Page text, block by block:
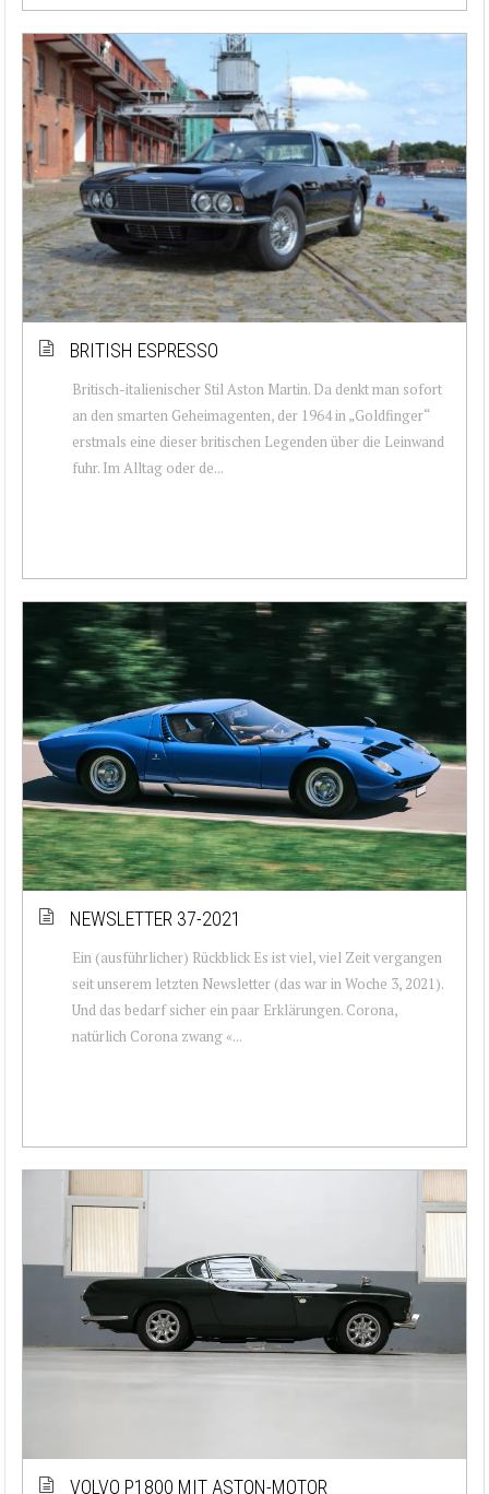
BRITISH ESPRESSO
Britisch-italienischer Stil Aston Martin. Da denkt man sofort
an den smarten Geheimagenten, der 1964 in „Goldfinger“
erstmals eine dieser britischen Legenden über die Leinwand
fuhr. Im Alltag oder de...
NEWSLETTER 37-2021
Ein (ausführlicher) Rückblick Es ist viel, viel Zeit vergangen
seit unserem letzten Newsletter (das war in Woche 3, 2021).
Und das bedarf sicher ein paar Erklärungen. Corona,
natürlich Corona zwang «...
VOLVO P1800 MIT ASTON-MOTOR